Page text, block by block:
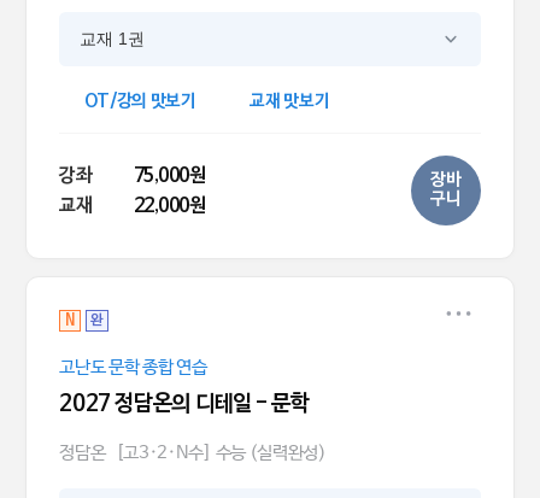
교재 1권
OT/강의 맛보기 교재 맛보기
강좌
75,000원
교재
22,000원
장바
구니
N 완
고난도 문학 종합 연습
2027 정담온의 디테일 - 문학
정담온 [고3·2·N수] 수능 (실력완성)